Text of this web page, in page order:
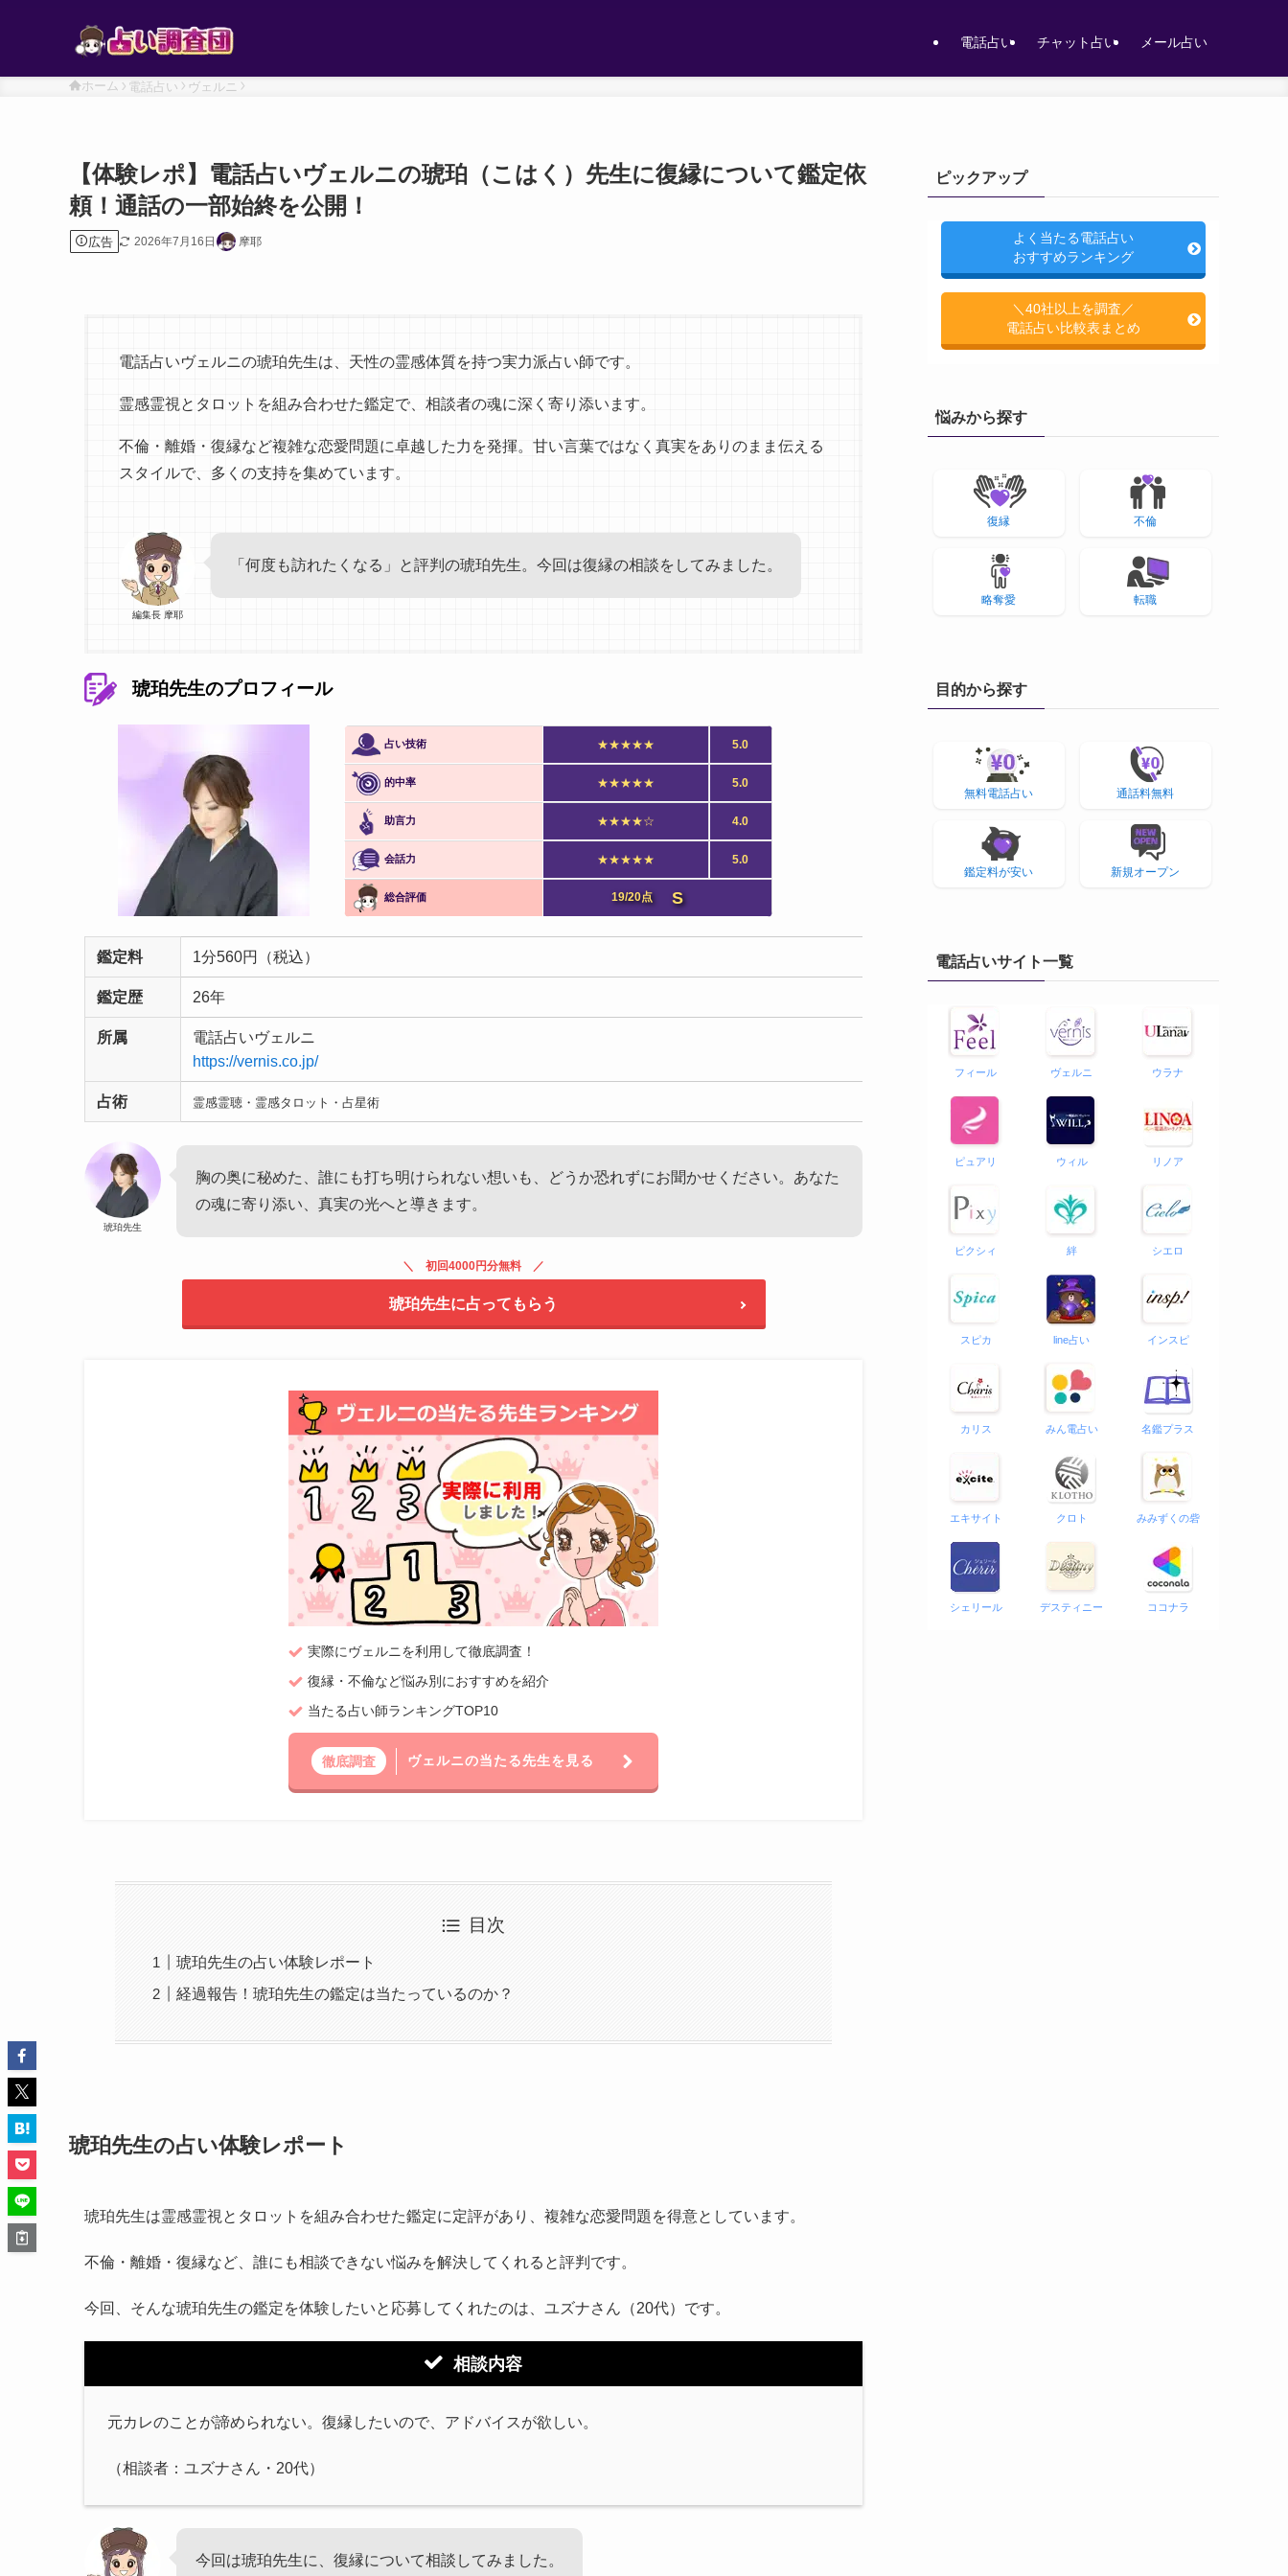
電話占い チャット占い メール占い
ホーム 電話占い ヴェルニ
【体験レポ】電話占いヴェルニの琥珀（こはく）先生に復縁について鑑定依
頼！通話の一部始終を公開！
広告 2026年7月16日 摩耶
電話占いヴェルニの琥珀先生は、天性の霊感体質を持つ実力派占い師です。
霊感霊視とタロットを組み合わせた鑑定で、相談者の魂に深く寄り添います。
不倫・離婚・復縁など複雑な恋愛問題に卓越した力を発揮。甘い言葉ではなく真実をありのまま伝える
スタイルで、多くの支持を集めています。
編集長 摩耶
「何度も訪れたくなる」と評判の琥珀先生。今回は復縁の相談をしてみました。
琥珀先生のプロフィール
占い技術 ★★★★★ 5.0
的中率 ★★★★★ 5.0
助言力 ★★★★☆ 4.0
会話力 ★★★★★ 5.0
総合評価 19/20点 S
鑑定料 1分560円（税込）
鑑定歴 26年
所属
電話占いヴェルニ
https://vernis.co.jp/
占術 霊感霊聴・霊感タロット・占星術
琥珀先生
胸の奥に秘めた、誰にも打ち明けられない想いも、どうか恐れずにお聞かせください。あなた
の魂に寄り添い、真実の光へと導きます。
初回4000円分無料
琥珀先生に占ってもらう
実際にヴェルニを利用して徹底調査！
復縁・不倫など悩み別におすすめを紹介
当たる占い師ランキングTOP10
徹底調査 ヴェルニの当たる先生を見る
目次
琥珀先生の占い体験レポート
経過報告！琥珀先生の鑑定は当たっているのか？
琥珀先生の占い体験レポート
琥珀先生は霊感霊視とタロットを組み合わせた鑑定に定評があり、複雑な恋愛問題を得意としています。
不倫・離婚・復縁など、誰にも相談できない悩みを解決してくれると評判です。
今回、そんな琥珀先生の鑑定を体験したいと応募してくれたのは、ユズナさん（20代）です。
相談内容
元カレのことが諦められない。復縁したいので、アドバイスが欲しい。
（相談者：ユズナさん・20代）
今回は琥珀先生に、復縁について相談してみました。
ピックアップ
よく当たる電話占い
おすすめランキング
＼40社以上を調査／
電話占い比較表まとめ
悩みから探す
復縁 不倫
略奪愛 転職
目的から探す
無料電話占い 通話料無料
鑑定料が安い 新規オープン
電話占いサイト一覧
フィール ヴェルニ ウラナ
ピュアリ ウィル リノア
ピクシィ 絆 シエロ
スピカ line占い インスピ
カリス みん電占い 名鑑プラス
エキサイト クロト みみずくの砦
シェリール デスティニー ココナラ